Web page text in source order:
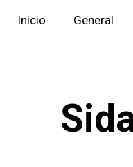
Inicio General